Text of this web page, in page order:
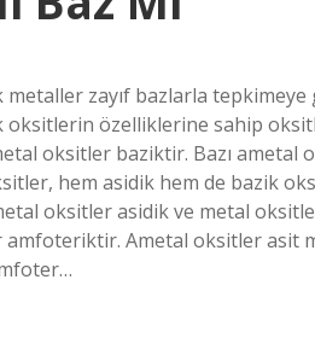
zayıf bazlarla
özelliklerine sahip
oksitler baziktir. Bazı ametal
hem asidik hem de bazik
oksitler asidik ve metal
Ametal oksitler asit